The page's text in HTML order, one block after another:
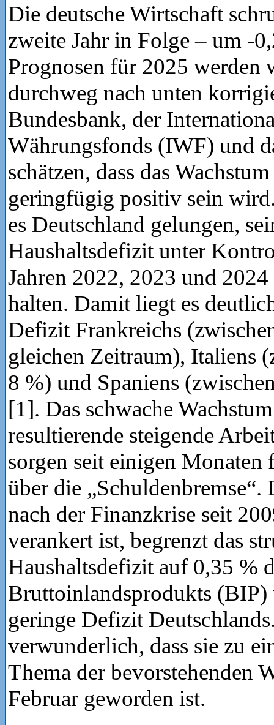
Die deutsche Wirtschaft
zweite Jahr in Folge – um -
Prognosen für 2025 werden
durchweg nach unten
Bundesbank, der
Währungsfonds (IWF) und
schätzen, dass das
geringfügig positiv sein
es Deutschland gelungen,
Haushaltsdefizit unter
Jahren 2022, 2023 und
halten. Damit liegt es
Defizit Frankreichs
gleichen Zeitraum), Italiens
8 %) und Spaniens
[1]. Das schwache
resultierende steigende
sorgen seit einigen Monaten
über die „Schuldenbremse“.
nach der Finanzkrise seit
verankert ist, begrenzt das
Haushaltsdefizit auf 0,35 %
Bruttoinlandsprodukts (BIP)
geringe Defizit
verwunderlich, dass sie zu
Thema der bevorstehenden
Februar geworden ist.